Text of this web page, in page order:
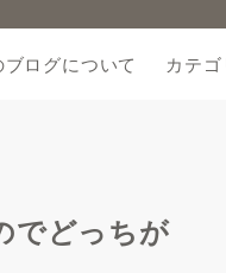
ブログについて カテゴ
でどっちが